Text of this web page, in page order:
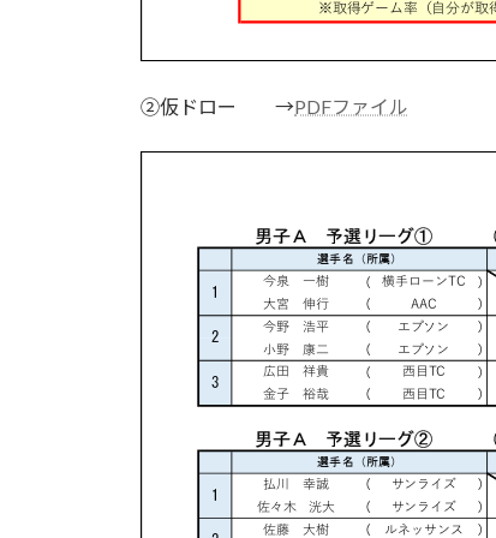
➁仮ドロー →PDFファイル